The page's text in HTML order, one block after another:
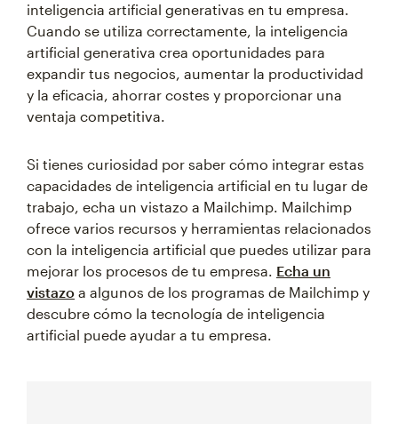
inteligencia artificial generativas en tu empresa.
Cuando se utiliza correctamente, la inteligencia
artificial generativa crea oportunidades para
expandir tus negocios, aumentar la productividad
y la eficacia, ahorrar costes y proporcionar una
ventaja competitiva.
Si tienes curiosidad por saber cómo integrar estas
capacidades de inteligencia artificial en tu lugar de
trabajo, echa un vistazo a Mailchimp. Mailchimp
ofrece varios recursos y herramientas relacionados
con la inteligencia artificial que puedes utilizar para
mejorar los procesos de tu empresa. Echa un
vistazo a algunos de los programas de Mailchimp y
descubre cómo la tecnología de inteligencia
artificial puede ayudar a tu empresa.